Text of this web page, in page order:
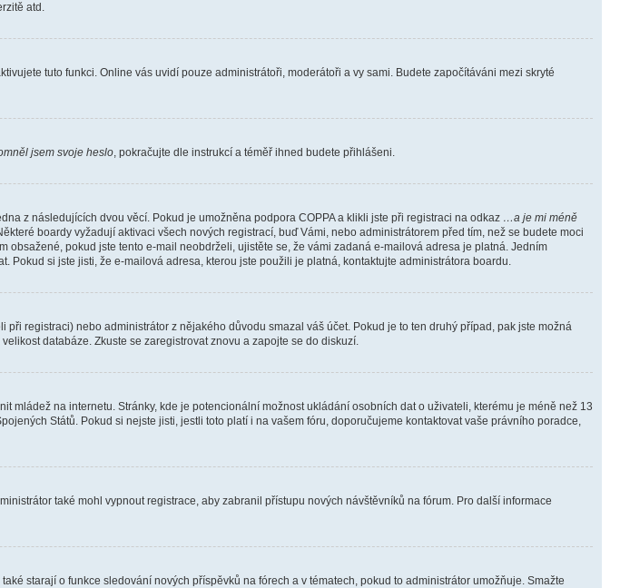
atd.
tuto funkci. Online vás uvidí pouze administrátoři, moderátoři a vy sami. Budete započítáváni mezi skryté
jsem svoje heslo, pokračujte dle instrukcí a téměř ihned budete přihlášeni.
z následujících dvou věcí. Pokud je umožněna podpora COPPA a klikli jste při registraci na odkaz …a je mi méně
boardy vyžadují aktivaci všech nových registrací, buď Vámi, nebo administrátorem před tím, než se budete moci
pokud jste tento e-mail neobdrželi, ujistěte se, že vámi zadaná e-mailová adresa je platná. Jedním
Pokud si jste jisti, že e-mailová adresa, kterou jste použili je platná, kontaktujte administrátora boardu.
registraci) nebo administrátor z nějakého důvodu smazal váš účet. Pokud je to ten druhý případ, pak jste možná
databáze. Zkuste se zaregistrovat znovu a zapojte se do diskuzí.
mládež na internetu. Stránky, kde je potencionální možnost ukládání osobních dat o uživateli, kterému je méně než 13
Států. Pokud si nejste jisti, jestli toto platí i na vašem fóru, doporučujeme kontaktovat vaše právního poradce,
také mohl vypnout registrace, aby zabranil přístupu nových návštěvníků na fórum. Pro další informace
starají o funkce sledování nových příspěvků na fórech a v tématech, pokud to administrátor umožňuje. Smažte